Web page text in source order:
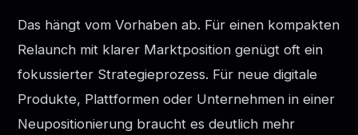
Das hängt vom Vorhaben ab. Für einen kompakten
Relaunch mit klarer Marktposition genügt oft ein
fokussierter Strategieprozess. Für neue digitale
Produkte, Plattformen oder Unternehmen in einer
Neupositionierung braucht es deutlich mehr